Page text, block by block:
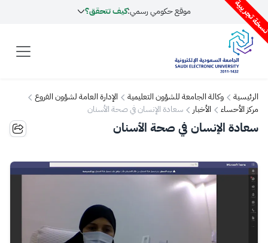
تجريبية موقع حكومي رسمي:كيف تتحقق؟
الرئيسية وكالة الجامعة للشؤون التعليمية
الإدارة العامة لشؤون الفروع
مركز الأحساء
الأخبار سعادة الإنسان في صحة الأسنان
سعادة الإنسان في صحة الأسنان